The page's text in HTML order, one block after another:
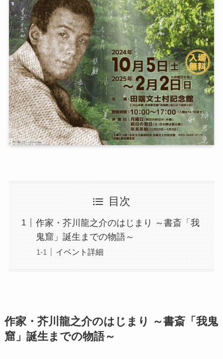
目次
作家・芥川龍之介のはじまり ～書斎「我
鬼窟」誕生までの物語～
イベント詳細
作家・芥川龍之介のはじまり ～書斎「我鬼
窟」誕生までの物語～